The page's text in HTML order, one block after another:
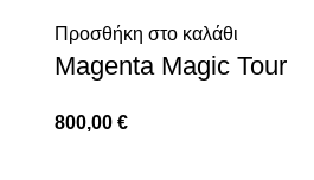
Προσθήκη στο καλάθι
Magenta Magic Tour
800,00 €